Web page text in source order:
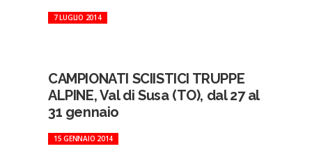
7 LUGLIO 2014
CAMPIONATI SCIISTICI TRUPPE
ALPINE, Val di Susa (TO), dal 27 al
31 gennaio
15 GENNAIO 2014